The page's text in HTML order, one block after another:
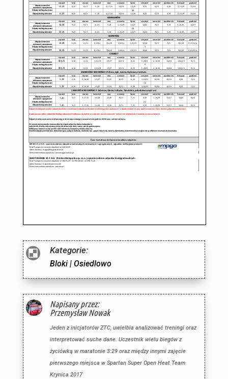
 Kategorie:
Bloki| Osiedlowo
Napisany przez:
Przemysław Nowak
Jeden z inicjatorów ZTC, uwielbia analizować treningi oraz
interpretować suche dane. Uczestnik wielu biegów z
życiówką w maratonie 3:29 oraz między innymi zajęcie
pierwszego miejsca w Spartan Super Open Heat Team
Krynica 2017